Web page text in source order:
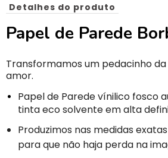
Detalhes do produto
Papel de Parede
Transformamos um pedacinho
amor.
Papel de Parede vínilico fosco
tinta eco solvente em alta
Produzimos nas medidas
para que não haja perda na